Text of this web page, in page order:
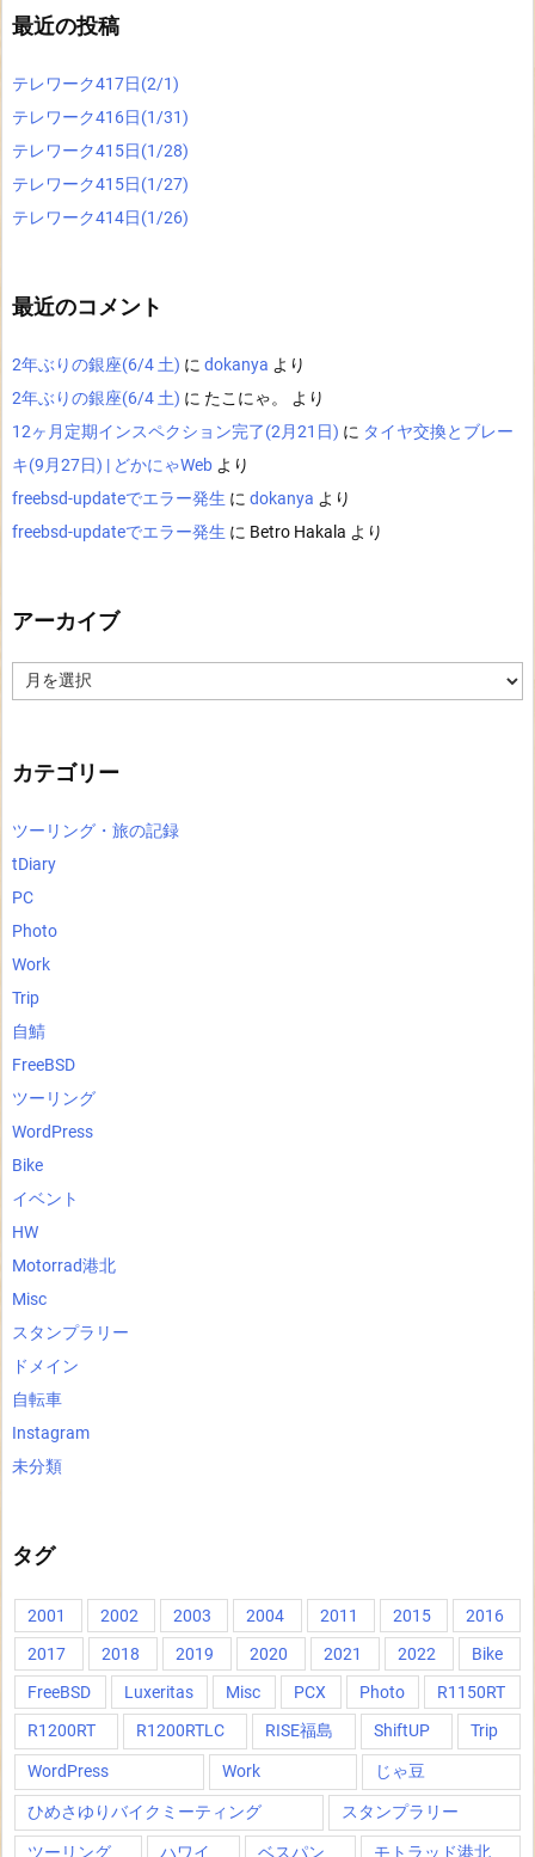
最近の投稿
テレワーク417日(2/1)
テレワーク416日(1/31)
テレワーク415日(1/28)
テレワーク415日(1/27)
テレワーク414日(1/26)
最近のコメント
2年ぶりの銀座(6/4 土) に dokanya より
2年ぶりの銀座(6/4 土) に たこにゃ。
より
12ヶ月定期インスペクション完了(2月21日) に タイヤ交換とブレー
キ(9月27日) | どかにゃWeb より
freebsd-updateでエラー発生 に dokanya より
freebsd-updateでエラー発生 に Betro Hakala より
アーカイブ
ー
カテゴリー
ツーリング・旅の記録
tDiary
PC
Photo
Work
Trip
自鯖
FreeBSD
ツーリング
WordPress
Bike
イベント
HW
Motorrad港北
Misc
スタンプラリー
ドメイン
自転車
Instagram
未分類
タグ
2001 2002 2003 2004 2011 2015
2016
2017
2018 2019 2020 2021 2022
Bike
FreeBSD
Luxeritas Misc PCX Photo
R1150RT
R1200RT
R1200RTLC RISE福島 ShiftUP Trip
WordPress Work じゃ豆
ひめさゆりバイクミーティング スタンプラリー
ツーリング ハワイ ベスパン モトラッド港北